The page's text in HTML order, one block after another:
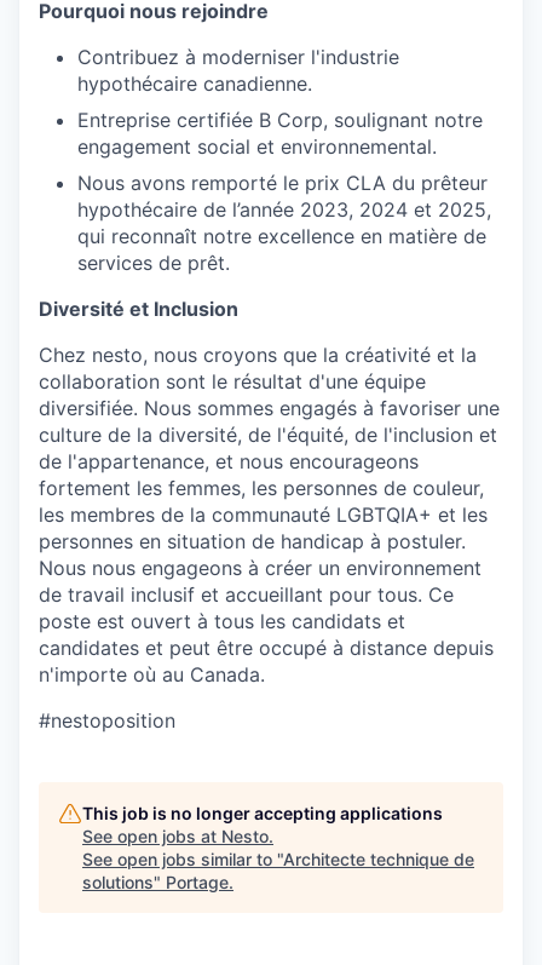
Pourquoi nous rejoindre
Contribuez à moderniser l'industrie
hypothécaire canadienne.
Entreprise certifiée B Corp, soulignant notre
engagement social et environnemental.
Nous avons remporté le prix CLA du prêteur
hypothécaire de l’année 2023, 2024 et 2025,
qui reconnaît notre excellence en matière de
services de prêt.
Diversité et Inclusion
Chez nesto, nous croyons que la créativité et la
collaboration sont le résultat d'une équipe
diversifiée. Nous sommes engagés à favoriser une
culture de la diversité, de l'équité, de l'inclusion et
de l'appartenance, et nous encourageons
fortement les femmes, les personnes de couleur,
les membres de la communauté LGBTQIA+ et les
personnes en situation de handicap à postuler.
Nous nous engageons à créer un environnement
de travail inclusif et accueillant pour tous. Ce
poste est ouvert à tous les candidats et
candidates et peut être occupé à distance depuis
n'importe où au Canada.
#nestoposition
This job is no longer accepting applications
See open jobs at Nesto.
See open jobs similar to "Architecte technique de
solutions" Portage.